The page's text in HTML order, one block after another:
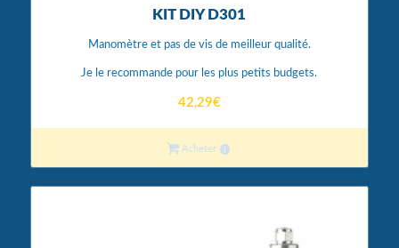
KIT DIY D301
Manomètre et pas de vis de meilleur qualité.
Je le recommande pour les plus petits budgets.
42,29€
Acheter